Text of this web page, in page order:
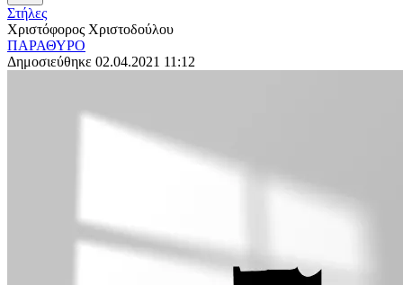
Στήλες
Χριστόφορος Χριστοδούλου
ΠΑΡΑΘΥΡΟ
Δημοσιεύθηκε 02.04.2021 11:12